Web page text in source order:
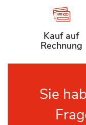
Kauf auf
Rechnung
Sie